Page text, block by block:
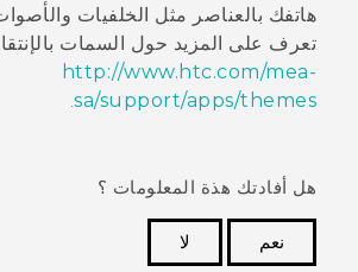
الدعم
أجهزة HTC والملحقات
هاتفك بالعناصر مثل الخلفيات
تعرف على المزيد حول
السمات
http://www.htc.com/mea-
sa/support/apps/themes
.
هل أفادتك هذة المعلومات ؟
نعم
لا